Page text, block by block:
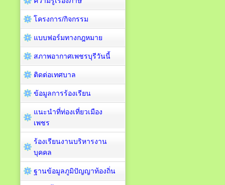
โครงการ/กิจกรรม
แบบฟอร์มทางกฎหมาย
สภาพอากาศเพชรบุรีวันนี้
ติดต่อเทศบาล
ข้อมูลการร้องเรียน
แนะนำที่ท่องเที่ยวเมือง
เพชร
ร้องเรียนงานบริหารงาน
บุคคล
ฐานข้อมูลภูมิปัญญาท้องถิ่น